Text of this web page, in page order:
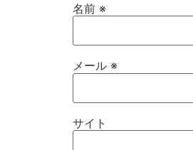
名前 ※
メール ※
サイト